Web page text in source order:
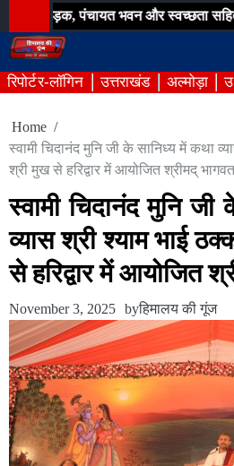
to
content
भवन और स्वच्छता सहित विकास मुद्दों
रिपोर्टर-लॉगिन उत्तराखंड अल्मोड़ा
Home
स्वामी चिदानंद मुनि जी के सानिध्य में कथा
श्री मुख से हरिद्वार में आयोजित श्रीमद्
स्वामी चिदानंद मुनि
व्यास श्री श्याम भाई
से हरिद्वार में आयोजित
November 3, 2025 byहिमालय की गूंज